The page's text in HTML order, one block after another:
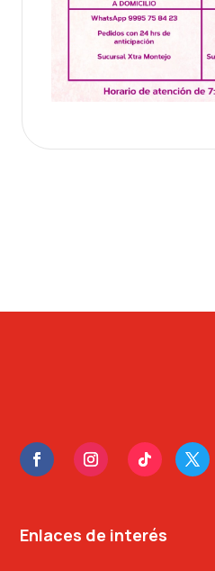
Enlaces de interés